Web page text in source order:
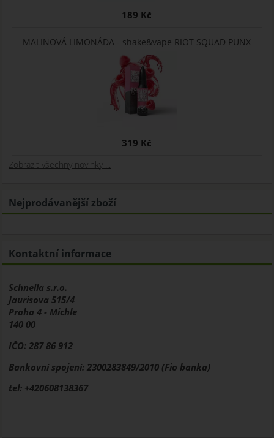
189 Kč
MALINOVÁ LIMONÁDA - shake&vape RIOT SQUAD PUNX
319 Kč
Zobrazit všechny novinky ...
Nejprodávanější zboží
Kontaktní informace
Schnella s.r.o.
Jaurisova 515/4
Praha 4 - Michle
140 00
IČO: 287 86 912
Bankovní spojení: 2300283849/2010 (Fio banka)
tel: +420608138367